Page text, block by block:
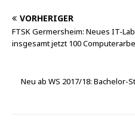
VORHERIGER
FTSK Germersheim: Neues IT-
insgesamt jetzt 100
Neu ab WS 2017/18: